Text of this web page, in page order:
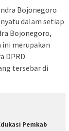
Bojonegoro
dalam setiap
Bojonegoro,
ini merupakan
DPRD
tersebar di
Pemkab